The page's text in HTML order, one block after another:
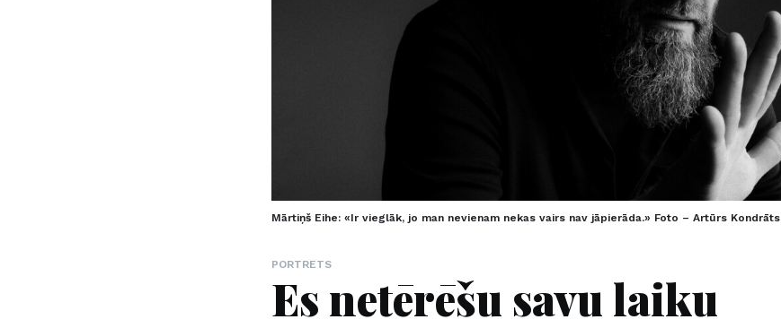
Mārtiņš Eihe: «Ir vieglāk, jo man nevienam nekas vairs nav jāpierāda.» Foto – Artūrs Kondrāts
PORTRETS
Es netērēšu savu laiku